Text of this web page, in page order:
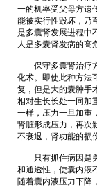
一的机率受父母方遗
能被实行性毁坏，乃
是多囊肾发展进程中
人是多囊肾发病的高
保守多囊肾治疗方
化术。即使此种方法
复，但是大的囊肿手
相对生长长处一同加
一样，压力一旦加重
肾脏形成压力，再次
不衰退，肾功能的损
只有抓住病因是关
和通透性，使囊内液
随着囊内液压力下降